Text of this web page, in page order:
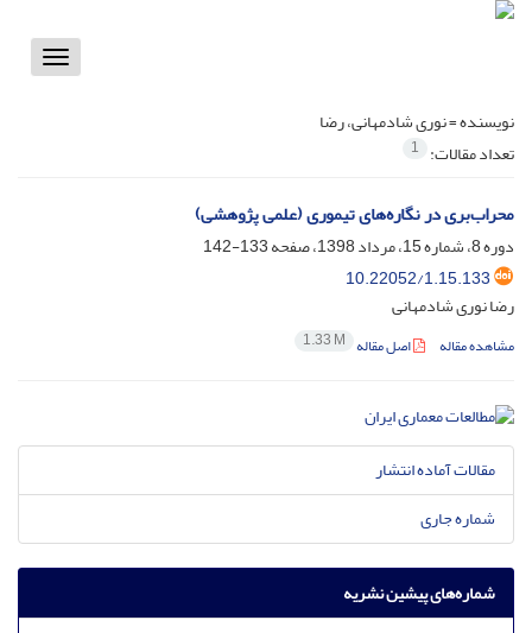
Toggle
نویسنده =نوری شادمهانی، رضا
تعداد مقالات: 1
محراب‌بری در نگاره‌های تیموری (علمی پژوهشی)
دوره 8، شماره 15، مرداد 1398، صفحه
133-142
10.22052/1.15.133
رضا نوری شادمهانی
مشاهده مقاله اصل مقاله 1.33 M
مقالات آماده انتشار
شماره جاری
شماره‌های پیشین نشریه